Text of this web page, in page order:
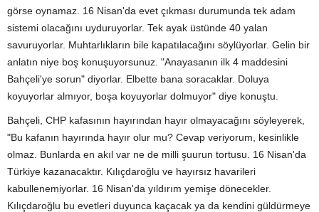
görse oynamaz. 16 Nisan'da evet çıkması durumunda tek adam
sistemi olacağını uyduruyorlar. Tek ayak üstünde 40 yalan
savuruyorlar. Muhtarlıkların bile kapatılacağını söylüyorlar. Gelin bir
anlatın niye boş konuşuyorsunuz. "Anayasanın ilk 4 maddesini
Bahçeli'ye sorun" diyorlar. Elbette bana soracaklar. Doluya
koyuyorlar almıyor, boşa koyuyorlar dolmuyor" diye konuştu.
Bahçeli, CHP kafasının hayırından hayır olmayacağını söyleyerek,
"Bu kafanın hayırında hayır olur mu? Cevap veriyorum, kesinlikle
olmaz. Bunlarda en akıl var ne de milli şuurun tortusu. 16 Nisan'da
Türkiye kazanacaktır. Kılıçdaroğlu ve hayırsız havarileri
kabullenemiyorlar. 16 Nisan'da yıldırım yemişe dönecekler.
Kılıçdaroğlu bu evetleri duyunca kaçacak ya da kendini güldürmeye